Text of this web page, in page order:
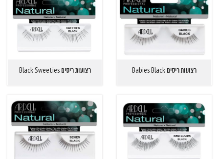
רצועות ריסים Babies Black רצועות ריסים Black Sweeties